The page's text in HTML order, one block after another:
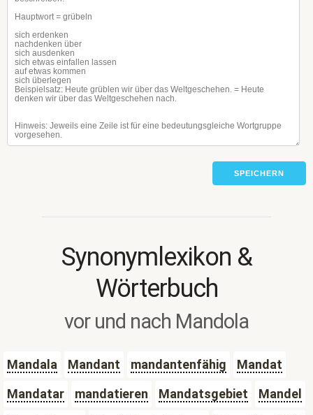
SPEICHERN
Synonymlexikon &
Wörterbuch
vor und nach Mandola
Mandala Mandant mandantenfähig
Mandat
Mandatar
mandatieren Mandatsgebiet
Mandel